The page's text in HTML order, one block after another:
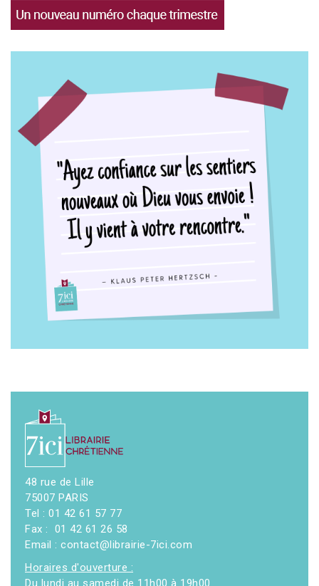
48 rue de Lille
75007 PARIS
Tel : 01 42 61 57 77
Fax : 01 42 61 26 58
Email : contact@librairie-7ici.com
Horaires d'ouverture :
Du lundi au samedi de 11h00 à 19h00